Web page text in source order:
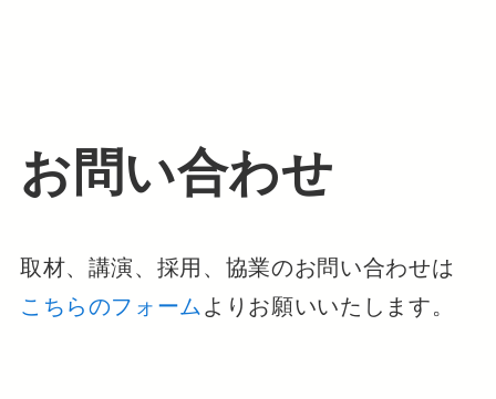
お問い合わせ
取材、講演、採用、協業のお問い合わせは
こちらのフォーム よりお願いいたします。